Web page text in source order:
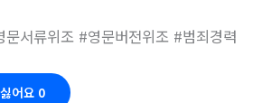
서류위조 #영문버전위조 #범죄경력
싫어요 0